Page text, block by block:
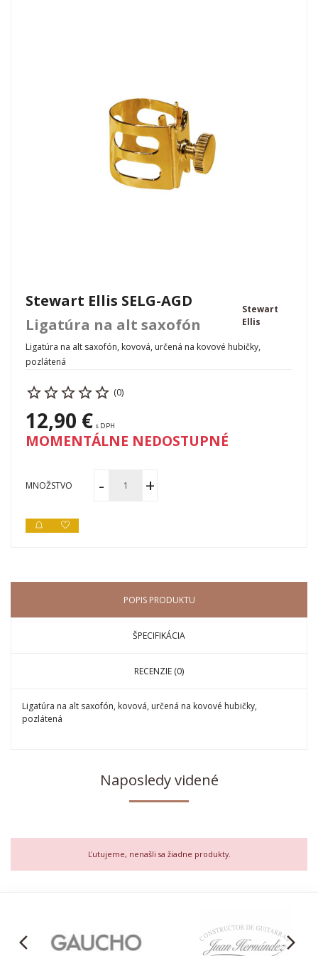
Stewart Ellis SELG-AGD
Ligatúra na alt saxofón
Stewart
Ellis
Ligatúra na alt saxofón, kovová, určená na kovové hubičky,
pozlátená
(0)
12,90 € s DPH
MOMENTÁLNE NEDOSTUPNÉ
MNOŽSTVO
POPIS PRODUKTU
ŠPECIFIKÁCIA
RECENZIE (0)
Ligatúra na alt saxofón, kovová, určená na kovové hubičky,
pozlátená
Naposledy videné
Ľutujeme, nenašli sa žiadne produkty.
arrow_back_ios arrow_forward_ios